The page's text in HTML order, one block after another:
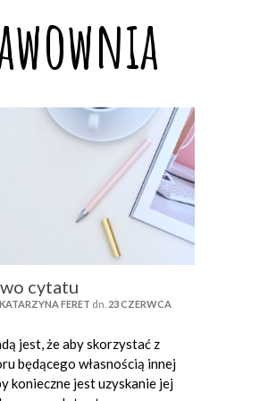
cytatu
KATARZYNA FERET dn. 23 CZERWCA
jest, że aby skorzystać z
będącego własnością innej
konieczne jest uzyskanie jej